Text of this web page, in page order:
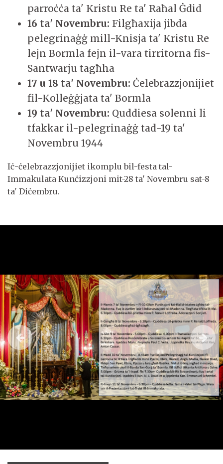
parroċċa ta' Kristu Re ta' Raħal Ġdid
16 ta' Novembru: Filgħaxija jibda
pelegrinaġġ mill-Knisja ta' Kristu Re
lejn Bormla fejn il-vara tirritorna fis-
Santwarju tagħha
17 u 18 ta' Novembru: Ċelebrazzjonijiet
fil-Kolleġġjata ta' Bormla
19 ta' Novembru: Quddiesa solenni li
tfakkar il-pelegrinaġġ tad-19 ta'
Novembru 1944
Iċ-ċelebrazzjonijiet ikomplu bil-festa tal-
Immakulata Kunċizzjoni mit-28 ta' Novembru sat-8
ta' Diċembru.